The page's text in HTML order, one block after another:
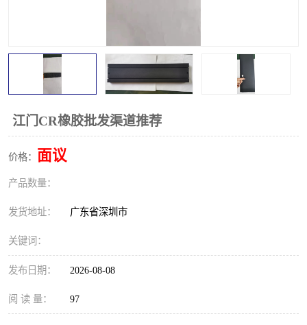
江门CR橡胶批发渠道推荐
价格： 面议
产品数量：
发货地址： 广东省深圳市
关键词：
发布日期： 2026-08-08
阅 读 量： 97